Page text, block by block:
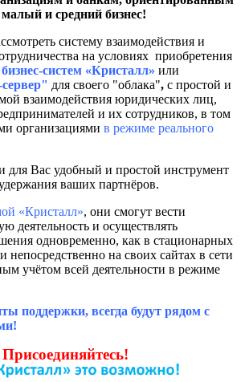
и средний бизнес!
систему взаимодействия и
на условиях приобретения
бизнес-систем «Кристалл» или
для своего "облака", с простой и
взаимодействия юридических лиц,
и их сотрудников, в том
организациями в режиме реального
Вас удобный и простой инструмент
ваших партнёров.
«Кристалл», они смогут вести
деятельность и осуществлять
одновременно, как в стационарных
непосредственно на своих сайтах в сети
учётом всей деятельности в режиме
поддержки, всегда будут рядом с
Присоединяйтесь!